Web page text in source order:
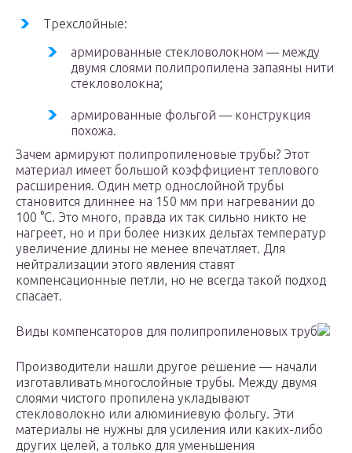
Трехслойные:
армированные стекловолокном — между
двумя слоями полипропилена запаяны нити
стекловолокна;
армированные фольгой — конструкция
похожа.
Зачем армируют полипропиленовые трубы? Этот
материал имеет большой коэффициент теплового
расширения. Один метр однослойной трубы
становится длиннее на 150 мм при нагревании до
100 °C. Это много, правда их так сильно никто не
нагреет, но и при более низких дельтах температур
увеличение длины не менее впечатляет. Для
нейтрализации этого явления ставят
компенсационные петли, но не всегда такой подход
спасает.
Виды компенсаторов для полипропиленовых труб
Производители нашли другое решение — начали
изготавливать многослойные трубы. Между двумя
слоями чистого пропилена укладывают
стекловолокно или алюминиевую фольгу. Эти
материалы не нужны для усиления или каких-либо
других целей, а только для уменьшения